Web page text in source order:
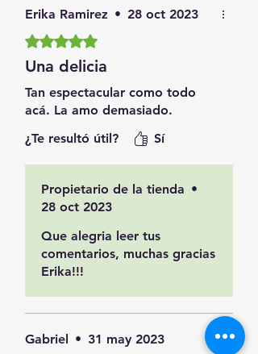
Erika Ramirez • 28 oct 2023
Obtuvo 5 de 5 estrellas.
Una delicia
Tan espectacular como todo
acá. La amo demasiado.
¿Te resultó útil?
Sí
Propietario de la tienda •
28 oct 2023
Que alegria leer tus
comentarios, muchas gracias
Erika!!!
Gabriel • 31 may 2023